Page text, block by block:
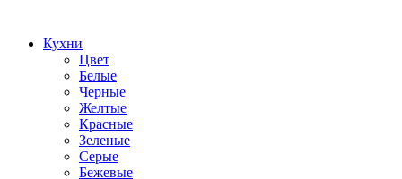
Кухни
Цвет
Белые
Черные
Желтые
Красные
Зеленые
Серые
Бежевые